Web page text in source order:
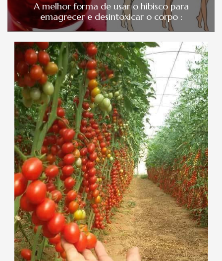
A melhor forma de usar o hibisco para
emagrecer e desintoxicar o corpo :